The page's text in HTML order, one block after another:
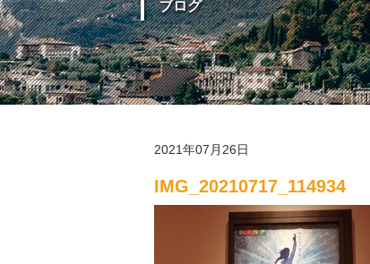
ブログ
2021年07月26日
IMG_20210717_114934